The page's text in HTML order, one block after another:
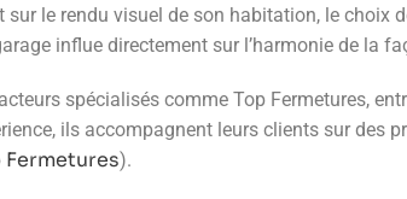
sur le rendu visuel de son habitation, le
influe directement sur l’harmonie de la
spécialisés comme Top Fermetures,
ils accompagnent leurs clients sur des
Fermetures).